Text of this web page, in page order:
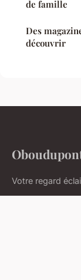
de famille
Des
découvrir
Votre regard